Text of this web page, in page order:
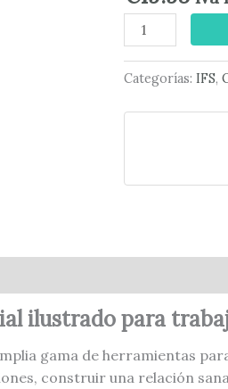
Trastornos
cantidad
Categorías:IFS,
ilustrado para
gama de herramientas
construir una relación